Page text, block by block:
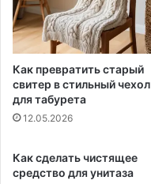
Как превратить старый
свитер в стильный чехол
для табурета
12.05.2026
Как сделать чистящее
средство для унитаза